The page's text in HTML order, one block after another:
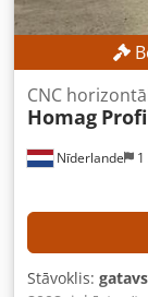
Nīderlande
CNC
Homag
Stāvoklis: